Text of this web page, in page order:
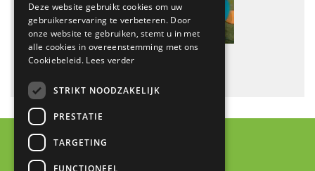
Deze website gebruikt cookies om uw
gebruikerservaring te verbeteren. Door
onze website te gebruiken, stemt u in met
alle cookies in overeenstemming met ons
Cookiebeleid. Lees verder
STRIKT NOODZAKELIJK
PRESTATIE
TARGETING
FUNCTIONEEL